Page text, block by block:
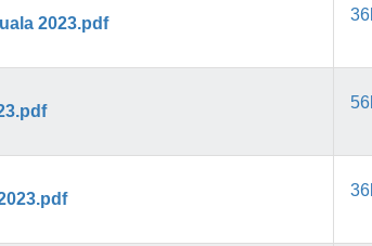
2023.pdf